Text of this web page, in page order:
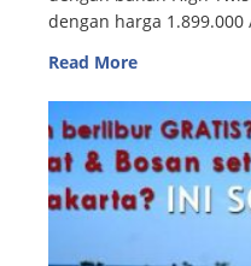
dengan harga
Read More